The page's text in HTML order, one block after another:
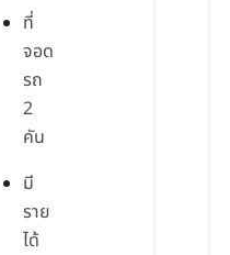
ที่
จอด
รถ
2
คัน
มี
ราย
ได้